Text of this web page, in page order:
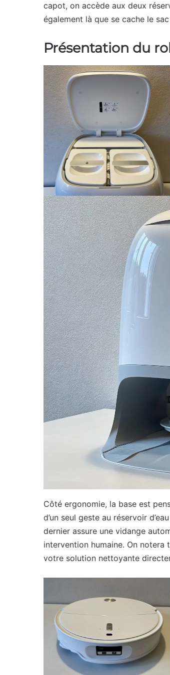
capot, on accède aux deux
également là que se cache le
Présentation du
Côté ergonomie, la base est
d’un seul geste au réservoir
dernier assure une vidange
intervention humaine. On
votre solution nettoyante